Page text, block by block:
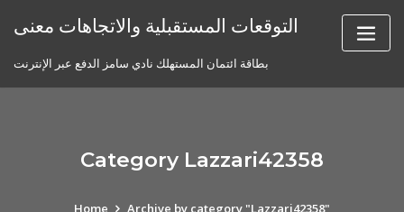
التوقعات المستقبلية والاتجاهات معنى
بطاقة ائتمان المستهلك نادي سامز الدفع عبر الإنترنت
Category Lazzari42358